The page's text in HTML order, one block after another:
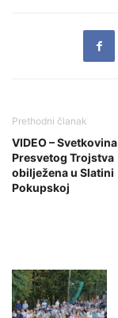
Prethodni članak
VIDEO – Svetkovina
Presvetog Trojstva
obilježena u Slatini
Pokupskoj